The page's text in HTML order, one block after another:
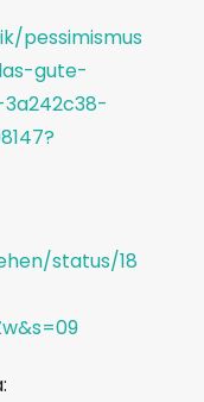
pessimismus
gute-
status/18